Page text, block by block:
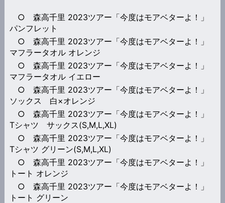
○ 森高千里 2023ツアー「今度はモアベターよ！」
パンフレット
○ 森高千里 2023ツアー「今度はモアベターよ！」
マフラータオル オレンジ
○ 森高千里 2023ツアー「今度はモアベターよ！」
マフラータオル イエロー
○ 森高千里 2023ツアー「今度はモアベターよ！」
ソックス 白×オレンジ
○ 森高千里 2023ツアー「今度はモアベターよ！」
Tシャツ サックス(S,M,L,XL)
○ 森高千里 2023ツアー「今度はモアベターよ！」
Tシャツ グリーン(S,M,L,XL)
○ 森高千里 2023ツアー「今度はモアベターよ！」
トート オレンジ
○ 森高千里 2023ツアー「今度はモアベターよ！」
トート グリーン